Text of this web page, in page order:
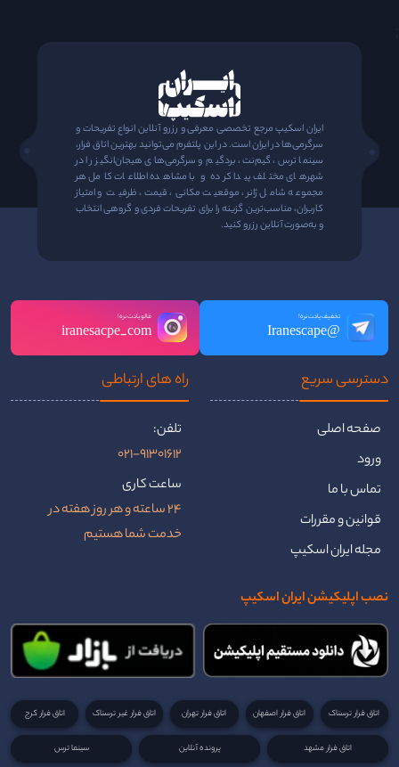
ایران اسکیپ مرجع تخصصی معرفی و رزرو آنلاین انواع تفریحات و
سرگرمی‌ها در ایران است. در این پلتفرم می‌توانید بهترین اتاق فرار،
سینما ترس، گیم‌نت، بردگیم و سرگرمی‌های هیجان‌انگیز را در
شهرهای مختلف پیدا کرده و با مشاهده اطلاعات کامل هر
مجموعه شامل ژانر، موقعیت مکانی، قیمت، ظرفیت و امتیاز
کاربران، مناسب‌ترین گزینه را برای تفریحات فردی و گروهی انتخاب
و به‌صورت آنلاین رزرو کنید.
تخفیف یادت نره!
@Iranescape
فالو یادت نره!
iranesacpe_com
دسترسی سریع
صفحه اصلی
ورود
تماس با ما
قوانین و مقررات
مجله ایران اسکیپ
راه ‌های ارتباطی
تلفن:
021-91301612
ساعت کاری
24 ساعته و هر روز هفته در
خدمت شما هستیم
نصب اپلیکیشن ایران اسکیپ
اتاق فرار ترسناک اتاق فرار اصفهان اتاق فرار تهران اتاق فرار غیر ترسناک اتاق فرار کرج
اتاق فرار مشهد پرونده آنلاین سینما ترس